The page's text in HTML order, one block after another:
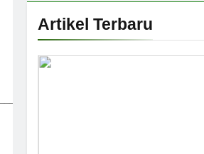
Artikel Terbaru